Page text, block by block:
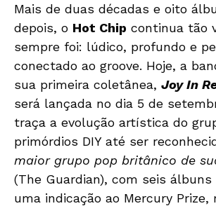
Mais de duas décadas e oito
depois, o Hot Chip continua tão
sempre foi: lúdico, profundo e
conectado ao groove. Hoje, a
sua primeira coletânea, Joy In
será lançada no dia 5 de
traça a evolução artística do
primórdios DIY até ser
maior grupo pop britânico de
(The Guardian), com seis álbuns
uma indicação ao Mercury Prize,